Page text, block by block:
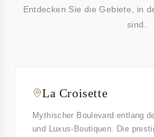
Entdecken Sie die Gebiete, in
sind.
La Croisette
Mythischer Boulevard entlang
und Luxus-Boutiquen. Die